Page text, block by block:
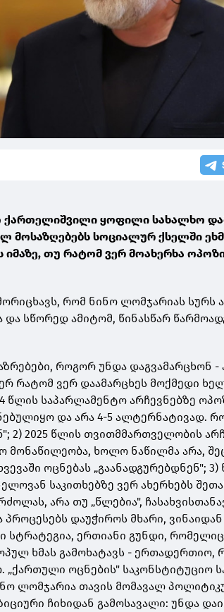
ქართელიშვილი ყოფილი სახალხო
მოსაზღებებს სოციალურ ქსელში
იმაზე, თუ რატომ ვერ მოახერხა
რომ ნინო ლომჯარიას სურს
სწორედ ამიტომ, წინასწარ
როგორ უნდა დაგვამარცხონ
რატომ ვერ დაამარცხეს მოქმედი
წლის საპარლამენტო არჩევნებზე
და არა 4-5 ალტერნატივად.
2) 2025 წლის თვითმმართველობის
მონაწილეობა, ხოლო ნაწილმა არა,
ოცნებას „გაანადგურებდნენ"; 3)
საკითხებზე ვერ ახერხებს
არა თუ „წლებია",
პროცესებს დაუჭიროს მხარი,
სტრატეგია, ერთიანი გუნდი,
ხმას გამოხატავს - ერთადერთიო,
„ქართული ოცნების" საკონსტიტუციო
ლომჯარია თავის მომავალ
ჩიხიდან გამოსავალი: უნდა